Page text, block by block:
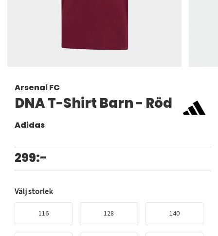
Arsenal FC
DNA T-Shirt Barn - Röd
Adidas
299:-
Välj storlek
116 128 140